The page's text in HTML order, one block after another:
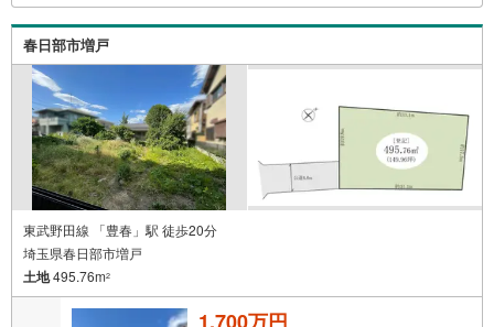
ズ】まだ迷っている段階でも問題ありません。物件のご紹
介だけでなく、資金計画、間取りの考え方、建築の注意
点、将来的な売却や住み替えの可能性まで、一つひとつ整
理しながらご案内します。
春日部市増戸
東武野田線 「豊春」駅 徒歩20分
埼玉県春日部市増戸
土地495.76m2
1,700万円